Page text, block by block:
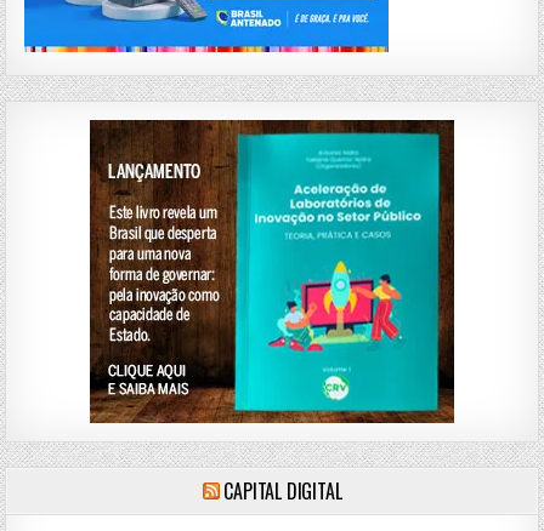
CAPITAL DIGITAL